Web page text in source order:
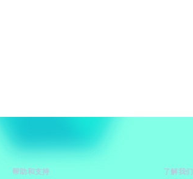
帮助和支持 了解我们